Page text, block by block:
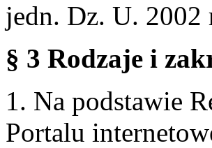
jedn. Dz. U. 2002
§ 3 Rodzaje i
1. Na podstawie
Portalu